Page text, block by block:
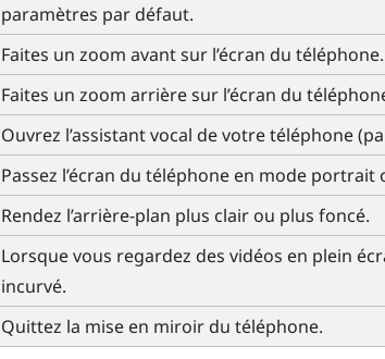
paramètres par défaut.
Faites un zoom avant sur l’écran du téléphone.
Faites un zoom arrière sur l’écran du
Ouvrez l’assistant vocal de votre téléphone
Passez l’écran du téléphone en mode portrait
Rendez l’arrière-plan plus clair ou plus foncé.
Lorsque vous regardez des vidéos en plein
incurvé.
Quittez la mise en miroir du téléphone.